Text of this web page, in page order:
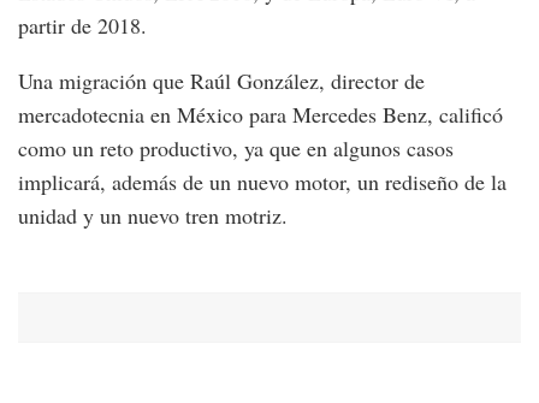
partir de 2018.
Una migración que Raúl González, director de
mercadotecnia en México para Mercedes Benz, calificó
como un reto productivo, ya que en algunos casos
implicará, además de un nuevo motor, un rediseño de la
unidad y un nuevo tren motriz.